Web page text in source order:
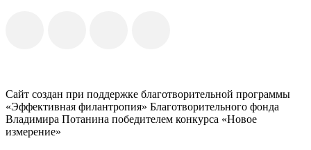
Сайт создан при поддержке благотворительной программы
«Эффективная филантропия» Благотворительного фонда
Владимира Потанина победителем конкурса «Новое
измерение»